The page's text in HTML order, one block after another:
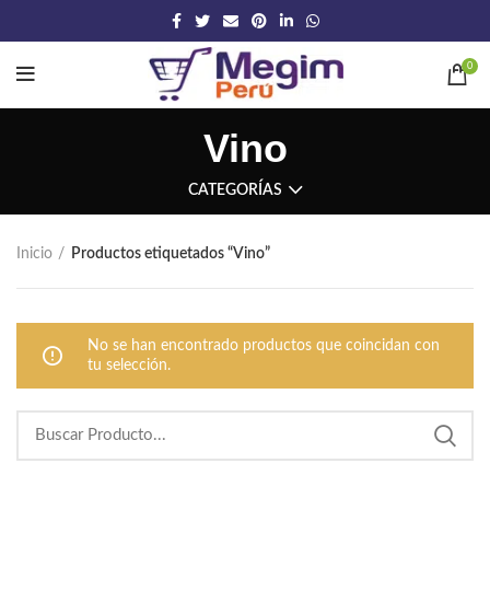
0
Vino
CATEGORÍAS
Inicio Productos etiquetados “Vino”
No se han encontrado productos que coincidan con
tu selección.